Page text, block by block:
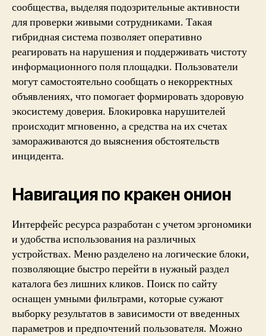
сообщества, выделяя подозрительные активности
для проверки живыми сотрудниками. Такая
гибридная система позволяет оперативно
реагировать на нарушения и поддерживать чистоту
информационного поля площадки. Пользователи
могут самостоятельно сообщать о некорректных
объявлениях, что помогает формировать здоровую
экосистему доверия. Блокировка нарушителей
происходит мгновенно, а средства на их счетах
замораживаются до выяснения обстоятельств
инцидента.
Навигация по кракен онион
Интерфейс ресурса разработан с учетом эргономики
и удобства использования на различных
устройствах. Меню разделено на логические блоки,
позволяющие быстро перейти в нужный раздел
каталога без лишних кликов. Поиск по сайту
оснащен умными фильтрами, которые сужают
выборку результатов в зависимости от введенных
параметров и предпочтений пользователя. Можно